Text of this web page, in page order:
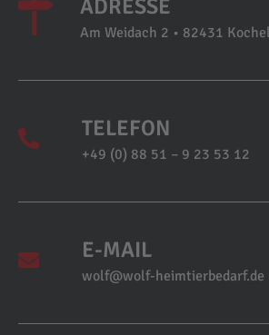
ADRESSE
Am Weidach 2 • 82431
TELEFON
+49 (0) 88 51 – 9 23 53 12
E-MAIL
wolf@wolf-heimtierbedarf.de